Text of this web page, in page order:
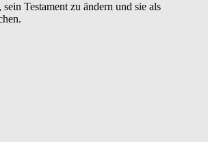
Testament zu ändern und sie als